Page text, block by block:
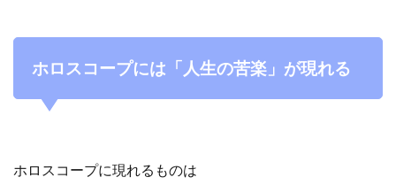
ホロスコープには「人生の苦楽」が現れる
ホロスコープに現れるものは